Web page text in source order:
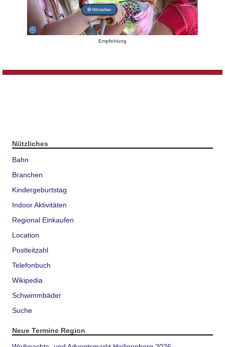
Empfehlung
Nützliches
Bahn
Branchen
Kindergeburtstag
Indoor Aktivitäten
Regional Einkaufen
Location
Postleitzahl
Telefonbuch
Wikipedia
Schwimmbäder
Suche
Neue Termine Region